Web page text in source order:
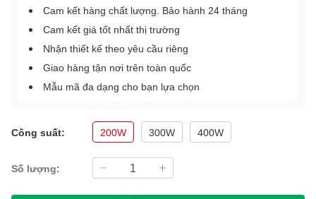
Cam kết hàng chất lượng. Bảo hành 24 tháng
Cam kết giá tốt nhất thị trường
Nhận thiết kế theo yêu cầu riêng
Giao hàng tận nơi trên toàn quốc
Mẫu mã đa dạng cho bạn lựa chọn
Công suất: 200W 300W 400W
Số lượng: